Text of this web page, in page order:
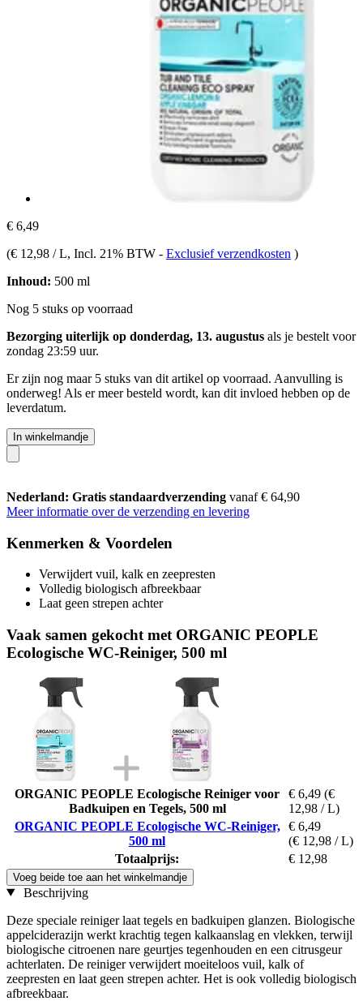
€ 6,49
(€ 12,98 / L, Incl. 21% BTW - Exclusief verzendkosten )
Inhoud: 500 ml
Nog 5 stuks op voorraad
Bezorging uiterlijk op donderdag, 13. augustus als je bestelt voor
zondag 23:59 uur.
Er zijn nog maar 5 stuks van dit artikel op voorraad. Aanvulling is
onderweg! Als er meer besteld wordt, kan dit invloed hebben op de
leverdatum.
In winkelmandje
Nederland: Gratis standaardverzending vanaf € 64,90
Meer informatie over de verzending en levering
Kenmerken & Voordelen
Verwijdert vuil, kalk en zeepresten
Volledig biologisch afbreekbaar
Laat geen strepen achter
Vaak samen gekocht met ORGANIC PEOPLE
Ecologische WC-Reiniger, 500 ml
ORGANIC PEOPLE Ecologische Reiniger voor
Badkuipen en Tegels, 500 ml
€ 6,49 (€
12,98 / L)
ORGANIC PEOPLE Ecologische WC-Reiniger,
500 ml
€ 6,49
(€ 12,98 / L)
Totaalprijs:
€ 12,98
Voeg beide toe aan het winkelmandje
Beschrijving
Deze speciale reiniger laat tegels en badkuipen glanzen. Biologische
appelciderazijn werkt krachtig tegen kalkaanslag en vlekken, terwijl
biologische citroenen nare geurtjes tegenhouden en een citrusgeur
achterlaten. De reiniger verwijdert moeiteloos vuil, kalk of
zeepresten en laat geen strepen achter. Het is ook volledig biologisch
afbreekbaar.